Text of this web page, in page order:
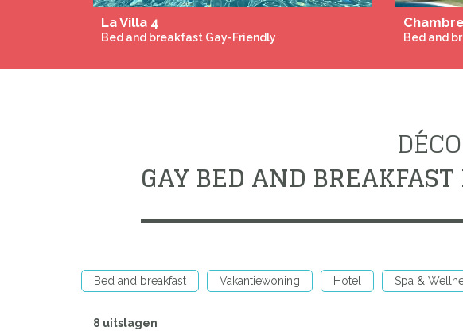
Le repos du guerrier
Bed and breakfast Gay-Friendly Bed and
GAY BED AND
Bed and breakfast Vakantiewoning Hotel Spa &
8 uitslagen